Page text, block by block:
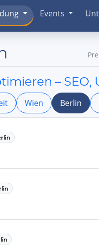
Events
– SEO,
Wien Berlin